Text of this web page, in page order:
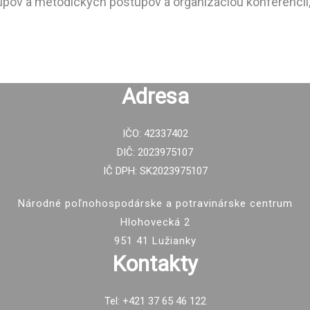
Adresa
IČO: 42337402
DIČ: 2023975107
IČ DPH: SK2023975107
Národné poľnohospodárske a potravinárske centrum
Hlohovecká 2
951 41 Lužianky
Kontakty
Tel: +421 37 65 46 122